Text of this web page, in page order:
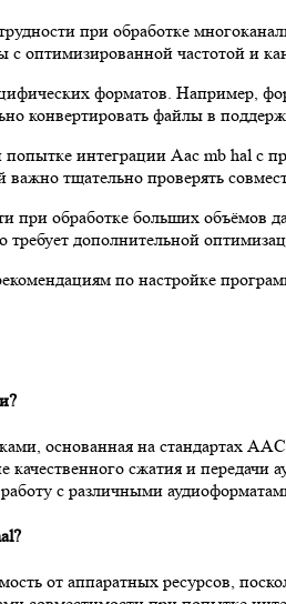
при обработке
с оптимизированной частотой и
форматов. Например,
конвертировать файлы в
интеграции Aac mb hal
тщательно проверять
при обработке больших
дополнительной
по настройке
основанная на стандартах
сжатия и передачи
с различными
от аппаратных ресурсов,